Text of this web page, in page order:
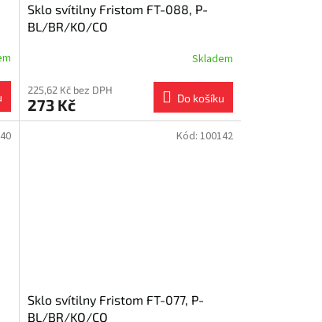
Sklo svítilny Fristom FT-088, P-
BL/BR/KO/CO
Skladem
225,62 Kč bez DPH
273 Kč Do košíku
Sklo svítilny Fristom FT-077, P-
BL/BR/KO/CO
Kód: 100142